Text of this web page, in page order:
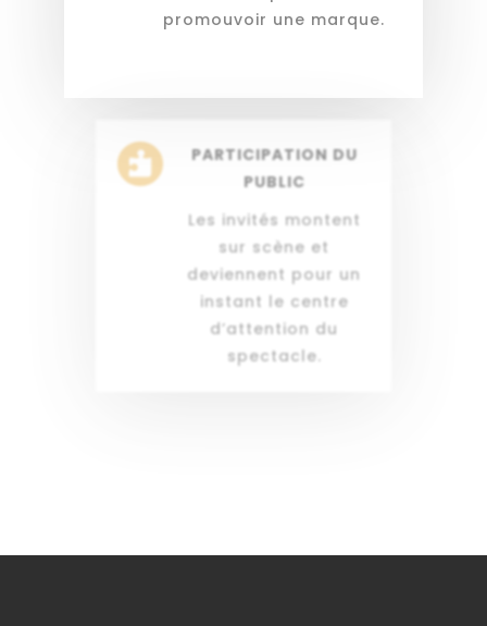
promouvoir une marque.

PARTICIPATION DU
PUBLIC
Les invités montent
sur scène et
deviennent pour un
instant le centre
d’attention du
spectacle.